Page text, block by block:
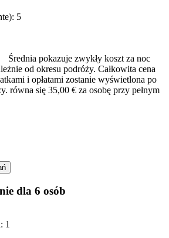
5
Średnia pokazuje zwykły koszt za noc
od okresu podróży. Całkowita cena
i opłatami zostanie wyświetlona po
równa się 35,00 € za osobę przy pełnym
dla 6 osób
1